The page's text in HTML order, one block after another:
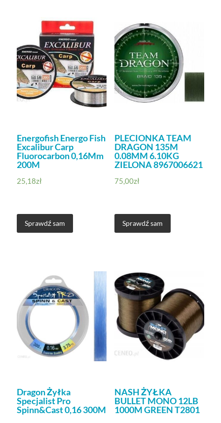
Energofish Energo Fish
Excalibur Carp
Fluorocarbon 0,16Mm
200M
25,18zł
Sprawdź sam
PLECIONKA TEAM
DRAGON 135M
0.08MM 6.10KG
ZIELONA 8967006621
75,00zł
Sprawdź sam
Dragon Żyłka
Specjalist Pro
Spinn&Cast 0,16 300M
NASH ŻYŁKA
BULLET MONO 12LB
1000M GREEN T2801